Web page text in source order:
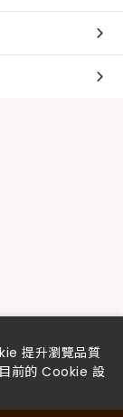
提升瀏覽品質
前的 Cookie 設